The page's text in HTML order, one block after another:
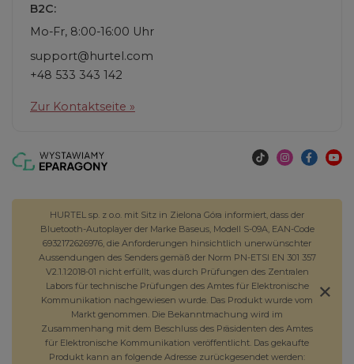
B2C:
Mo-Fr, 8:00-16:00 Uhr
support@hurtel.com
+48 533 343 142
Zur Kontaktseite »
HURTEL sp. z o.o. mit Sitz in Zielona Góra informiert, dass der
Bluetooth-Autoplayer der Marke Baseus, Modell S-09A, EAN-Code
6932172626976, die Anforderungen hinsichtlich unerwünschter
Aussendungen des Senders gemäß der Norm PN-ETSI EN 301 357
V2.1.1:2018-01 nicht erfüllt, was durch Prüfungen des Zentralen
Labors für technische Prüfungen des Amtes für Elektronische
Kommunikation nachgewiesen wurde. Das Produkt wurde vom
Markt genommen. Die Bekanntmachung wird im
Zusammenhang mit dem Beschluss des Präsidenten des Amtes
für Elektronische Kommunikation veröffentlicht. Das gekaufte
Produkt kann an folgende Adresse zurückgesendet werden: